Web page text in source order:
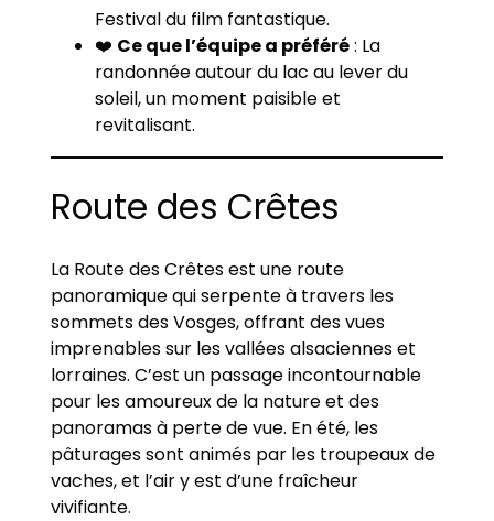
Festival du film fantastique.
❤️ Ce que l’équipe a préféré: La
randonnée autour du lac au lever du
soleil, un moment paisible et
revitalisant.
Route des Crêtes
La Route des Crêtes est une route
panoramique qui serpente à travers les
sommets des Vosges, offrant des vues
imprenables sur les vallées alsaciennes et
lorraines. C’est un passage incontournable
pour les amoureux de la nature et des
panoramas à perte de vue. En été, les
pâturages sont animés par les troupeaux de
vaches, et l’air y est d’une fraîcheur
vivifiante.